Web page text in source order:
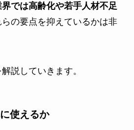
では高齢化や若手人材不足
の要点を抑えているかは非
説していきます。
使えるか